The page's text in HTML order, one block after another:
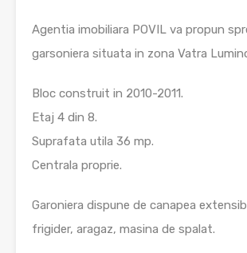
Agentia imobiliara POVIL va propun
garsoniera situata in zona Vatra
Bloc construit in 2010-2011.
Etaj 4 din 8.
Suprafata utila 36 mp.
Centrala proprie.
Garoniera dispune de canapea
frigider, aragaz, masina de spalat.